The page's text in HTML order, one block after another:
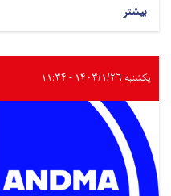
بیشتر
یکشنبه ۱۴۰۳/۱/۲۶ - ۱۱:۳۴